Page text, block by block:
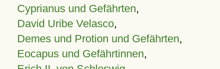
Cyprianus und Gefährten,
David Uribe Velasco,
Demes und Protion und Gefährten,
Eocapus und Gefährtinnen,